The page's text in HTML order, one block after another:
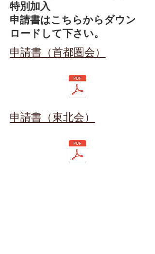
特別加入
申請書はこちらからダウン
ロードして下さい。
申請書（首都圏会）
申請書（東北会）